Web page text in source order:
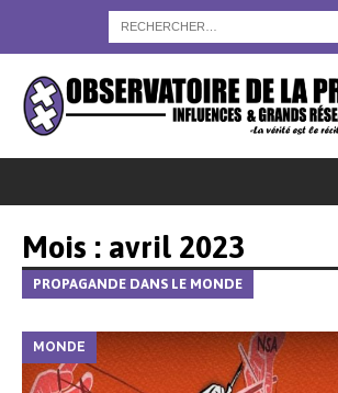
Mois : avril 2023
PROPAGANDE DANS LE MONDE
MONDE